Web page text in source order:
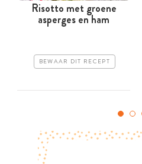
Risotto met groene
asperges en ham
BEWAAR DIT RECEPT